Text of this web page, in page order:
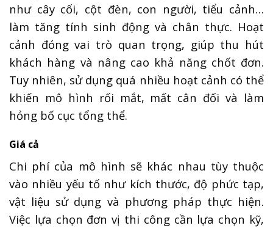
như cây cối, cột đèn, con người, tiểu cảnh…
làm tăng tính sinh động và chân thực. Hoạt
cảnh đóng vai trò quan trọng, giúp thu hút
khách hàng và nâng cao khả năng chốt đơn.
Tuy nhiên, sử dụng quá nhiều hoạt cảnh có thể
khiến mô hình rối mắt, mất cân đối và làm
hỏng bố cục tổng thể.
Giá cả
Chi phí của mô hình sẽ khác nhau tùy thuộc
vào nhiều yếu tố như kích thước, độ phức tạp,
vật liệu sử dụng và phương pháp thực hiện.
Việc lựa chọn đơn vị thi công cần lựa chọn kỹ,